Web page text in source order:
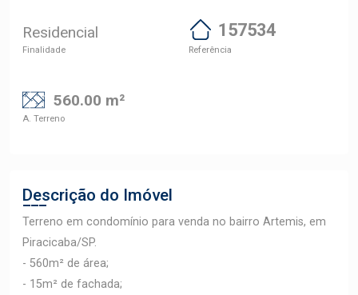
Residencial
Finalidade
157534
Referência
560.00 m²
A. Terreno
Descrição do Imóvel
Terreno em condomínio para venda no bairro Artemis, em
Piracicaba/SP.
- 560m² de área;
- 15m² de fachada;